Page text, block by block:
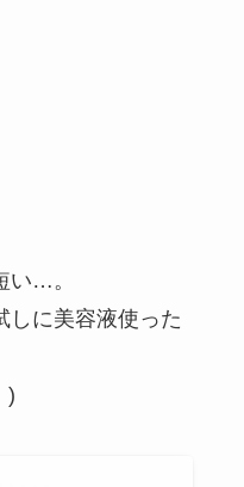
い…。
しに美容液使った
)